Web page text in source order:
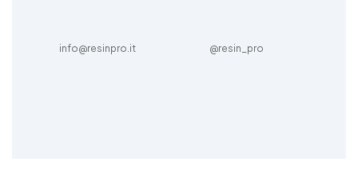
info@resinpro.it @resin_pro